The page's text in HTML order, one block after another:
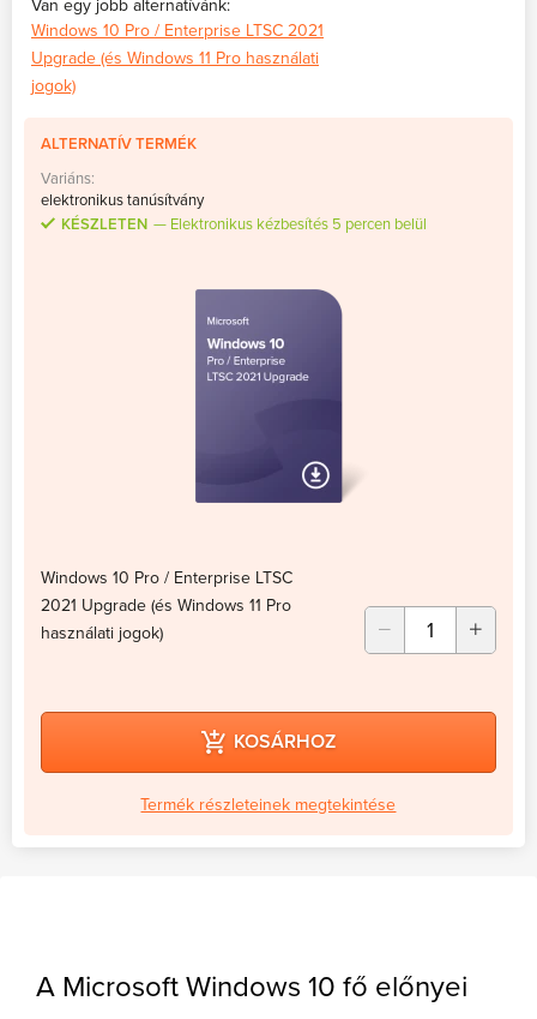
Van egy jobb alternatívánk:
Windows 10 Pro / Enterprise LTSC 2021
Upgrade (és Windows 11 Pro használati
jogok)
ALTERNATÍV TERMÉK
Variáns:
elektronikus tanúsítvány
KÉSZLETEN
Elektronikus kézbesítés 5 percen belül
Windows 10 Pro / Enterprise LTSC
2021 Upgrade (és Windows 11 Pro
használati jogok)
KOSÁRHOZ
Termék részleteinek megtekintése
A Microsoft Windows 10 fő előnyei